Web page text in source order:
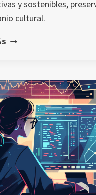
y sostenibles,
cultural.
AVATARES
EDUCACIÓN:
UNA
REVOLUCIÓN
EN
LA
ENSEÑANZA
VIRTUAL
A
TRAVÉS
DE